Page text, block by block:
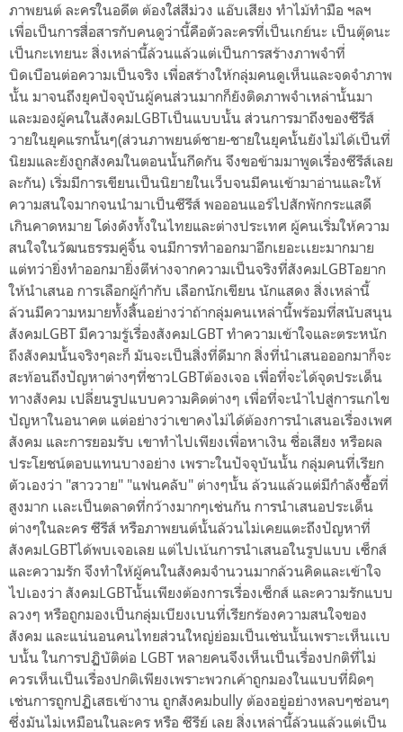
ภาพยนต์ ละครในอดีต ต้องใส่สีม่วง แอ๊บเสียง ทำไม้ทำมือ ฯลฯ
เพื่อเป็นการสื่อสารกับคนดูว่านี้คือตัวละครที่เป็นเกย์นะ เป็นตุ๊ดนะ
เป็นกะเทยนะ สิ่งเหล่านี้ล้วนแล้วแต่เป็นการสร้างภาพจำที่
บิดเบือนต่อความเป็นจริง เพื่อสร้างให้กลุ่มคนดูเห็นและจดจำภาพ
นั้น มาจนถึงยุคปัจจุบันผู้คนส่วนมากก็ยังติดภาพจำเหล่านั้นมา
และมองผู้คนในสังคมLGBTเป็นแบบนั้น ส่วนการมาถึงของซีรีส์
วายในยุคแรกนั้นๆ(ส่วนภาพยนต์ชาย-ชายในยุคนั้นยังไม่ได้เป็นที่
นิยมและยังถูกสังคมในตอนนั้นกีดกัน จึงขอข้ามมาพูดเรื่องซีรีส์เลย
ละกัน) เริ่มมีการเขียนเป็นนิยายในเว็บจนมีคนเข้ามาอ่านและให้
ความสนใจมากจนนำมาเป็นซีรีส์ พอออนแอร์ไปสักพักกระแสดี
เกินคาดหมาย โด่งดังทั้งในไทยและต่างประเทศ ผู้คนเริ่มให้ความ
สนใจในวัฒนธรรมคู่จิ้น จนมีการทำออกมาอีกเยอะเเยะมากมาย
แต่ทว่ายิ่งทำออกมายิ่งตีห่างจากความเป็นจริงที่สังคมLGBTอยาก
ให้นำเสนอ การเลือกผู้กำกับ เลือกนักเขียน นักแสดง สิ่งเหล่านี้
ล้วนมีความหมายทั้งสิ้นอย่างว่าถ้ากลุ่มคนเหล่านี้พร้อมที่สนับสนุน
สังคมLGBT มีความรู้เรื่องสังคมLGBT ทำความเข้าใจและตระหนัก
ถึงสังคมนั้นจริงๆละก็ มันจะเป็นสิ่งที่ดีมาก สิ่งที่นำเสนอออกมาก็จะ
สะท้อนถึงปัญหาต่างๆที่ชาวLGBTต้องเจอ เพื่อที่จะได้จุดประเด็น
ทางสังคม เปลี่ยนรูปแบบความคิดต่างๆ เพื่อที่จะนำไปสู่การแกไข
ปัญหาในอนาคต แต่อย่างว่าเขาคงไม่ได้ต้องการนำเสนอเรื่องเพศ
สังคม และการยอมรับ เขาทำไปเพียงเพื่อหาเงิน ชื่อเสียง หรือผล
ประโยชน์ตอบแทนบางอย่าง เพราะในปัจจุบันนั้น กลุ่มคนที่เรียก
ตัวเองว่า "สาววาย" "แฟนคลับ" ต่างๆนั้น ล้วนแล้วแต่มีกำลังซื้อที่
สูงมาก เเละเป็นตลาดที่กว้างมากๆเช่นกัน การนำเสนอประเด็น
ต่างๆในละคร ซีรีส์ หรือภาพยนต์นั้นล้วนไม่เคยแตะถึงปัญหาที่
สังคมLGBTได้พบเจอเลย แต่ไปเน้นการนำเสนอในรูปแบบ เซ็กส์
และความรัก จึงทำให้ผู้คนในสังคมจำนวนมากล้วนคิดและเข้าใจ
ไปเองว่า สังคมLGBTนั้นเพียงต้องการเรื่องเซ็กส์ และความรักแบบ
ลวงๆ หรือถูกมองเป็นกลุ่มเบียงเบนที่เรียกร้องความสนใจของ
สังคม และแน่นอนคนไทยส่วนใหญ่ย่อมเป็นเช่นนั้นเพราะเห็นเเบ
บนั้น ในการปฏิบัติต่อ LGBT หลายคนจึงเห็นเป็นเรื่องปกติที่ไม่
ควรเห็นเป็นเรื่องปกติเพียงเพราะพวกเค้าถูกมองในแบบที่ผิดๆ
เช่นการถูกปฏิเสธเข้างาน ถูกสังคมbully ต้องอยู่อย่างหลบๆซ่อนๆ
ซึ่งมันไม่เหมือนในละคร หรือ ซีรีย์ เลย สิ่งเหล่านี้ล้วนแล้วแต่เป็น